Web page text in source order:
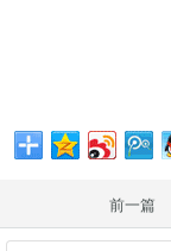
前一篇